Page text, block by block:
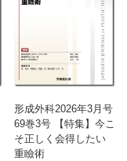
形成外科2026年3月号
69巻3号 【特集】今こ
そ正しく会得したい
重瞼術